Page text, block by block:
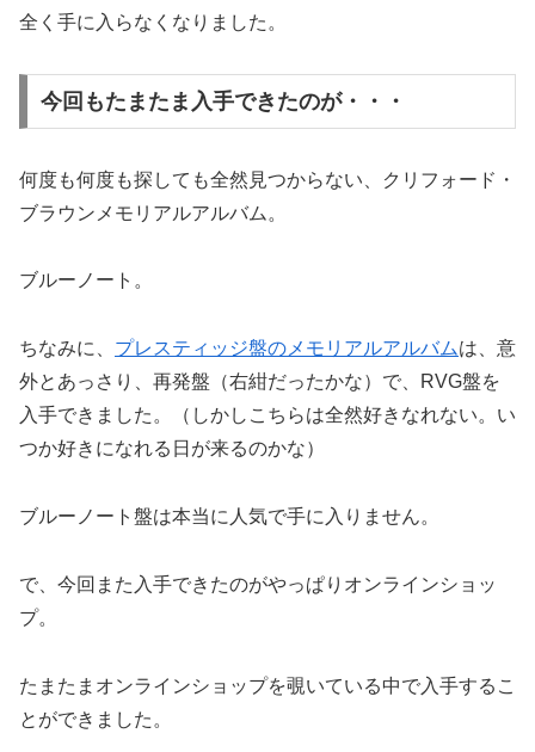
全く手に入らなくなりました。
今回もたまたま入手できたのが・・・
何度も何度も探しても全然見つからない、クリフォード・
ブラウンメモリアルアルバム。
ブルーノート。
ちなみに、 プレスティッジ盤のメモリアルアルバムは、意
外とあっさり、再発盤（右紺だったかな）で、RVG盤を
入手できました。（しかしこちらは全然好きなれない。い
つか好きになれる日が来るのかな）
ブルーノート盤は本当に人気で手に入りません。
で、今回また入手できたのがやっぱりオンラインショッ
プ。
たまたまオンラインショップを覗いている中で入手するこ
とができました。